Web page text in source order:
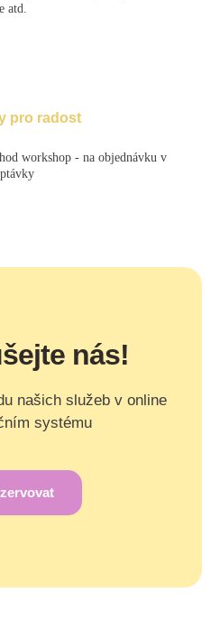
atd.
pro radost
workshop - na objednávku v
nás!
našich služeb v online
systému